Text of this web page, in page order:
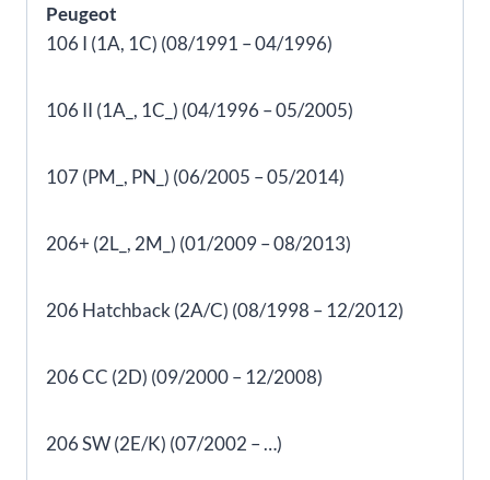
Peugeot
106 I (1A, 1C) (08/1991 – 04/1996)
106 II (1A_, 1C_) (04/1996 – 05/2005)
107 (PM_, PN_) (06/2005 – 05/2014)
206+ (2L_, 2M_) (01/2009 – 08/2013)
206 Hatchback (2A/C) (08/1998 – 12/2012)
206 CC (2D) (09/2000 – 12/2008)
206 SW (2E/K) (07/2002 – …)